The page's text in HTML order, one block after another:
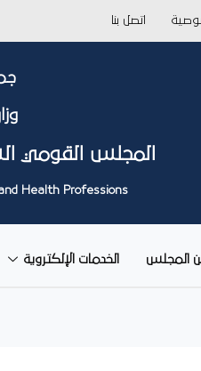
اتصل بنا
المجلس القومي
Health Professions
المجلس الخدمات الإلكتروية